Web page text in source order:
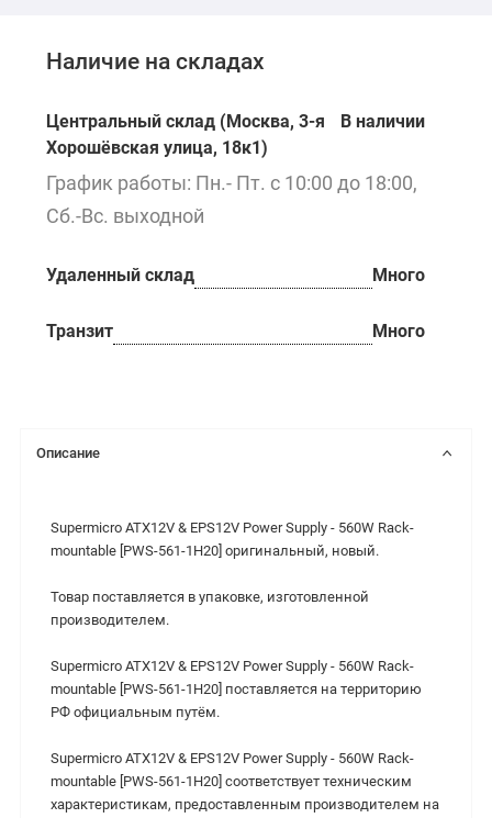
Наличие на складах
Центральный склад (Москва, 3-я
Хорошёвская улица, 18к1)
В наличии
График работы: Пн.- Пт. с 10:00 до 18:00,
Сб.-Вс. выходной
Удаленный склад Много
Транзит Много
Описание
Supermicro ATX12V & EPS12V Power Supply - 560W Rack-
mountable [PWS-561-1H20] оригинальный, новый.
Товар поставляется в упаковке, изготовленной
производителем.
Supermicro ATX12V & EPS12V Power Supply - 560W Rack-
mountable [PWS-561-1H20] поставляется на территорию
РФ официальным путём.
Supermicro ATX12V & EPS12V Power Supply - 560W Rack-
mountable [PWS-561-1H20] cоответствует техническим
характеристикам, предоставленным производителем на